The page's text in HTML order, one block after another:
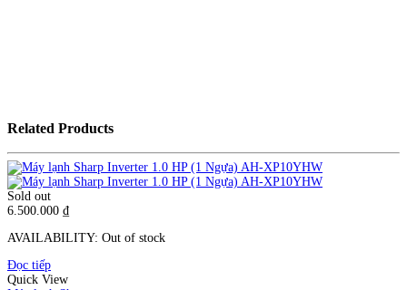
Related Products
Sold out
6.500.000 ₫
AVAILABILITY: Out of stock
Đọc tiếp
Quick View